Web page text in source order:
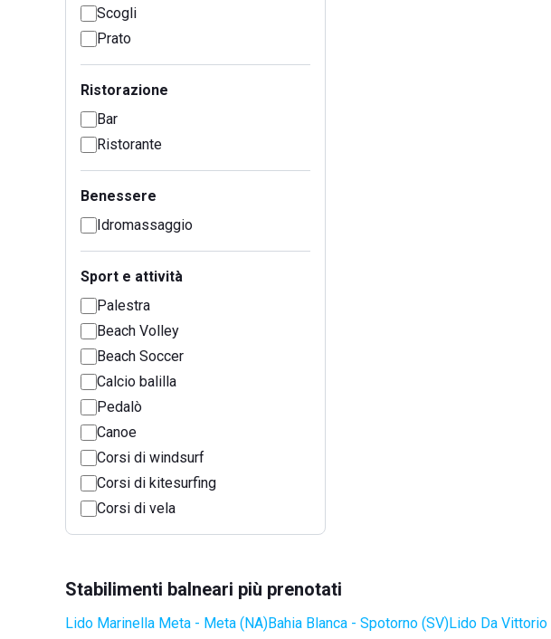
Scogli
Prato
Ristorazione
Bar
Ristorante
Benessere
Idromassaggio
Sport e attività
Palestra
Beach Volley
Beach Soccer
Calcio balilla
Pedalò
Canoe
Corsi di windsurf
Corsi di kitesurfing
Corsi di vela
Stabilimenti balneari più prenotati
Lido Marinella Meta - Meta (NA)Bahia Blanca - Spotorno (SV)Lido Da